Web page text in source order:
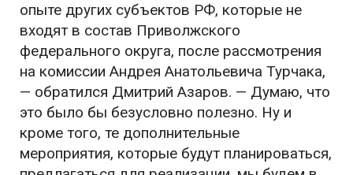
опыте других субъектов РФ, которые не
входят в состав Приволжского
федерального округа, после рассмотрения
на комиссии Андрея Анатольевича Турчака,
— обратился Дмитрий Азаров. — Думаю, что
это было бы безусловно полезно. Ну и
кроме того, те дополнительные
мероприятия, которые будут планироваться,